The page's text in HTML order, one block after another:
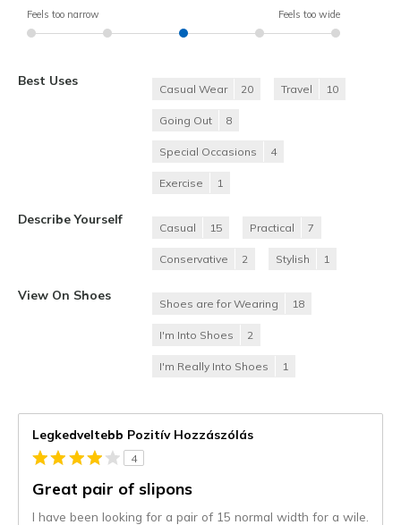
Feels too narrow Feels too wide
Best Uses
Casual Wear 20 Travel 10
Going Out 8
Special Occasions 4
Exercise 1
Describe Yourself
Casual 15 Practical 7
Conservative 2 Stylish 1
View On Shoes
Shoes are for Wearing 18
I'm Into Shoes 2
I'm Really Into Shoes 1
Legkedveltebb Pozitív Hozzászólás
4
Great pair of slipons
I have been looking for a pair of 15 normal width for a wile.